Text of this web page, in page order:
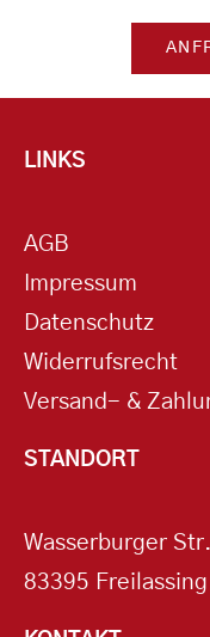
LINKS
AGB
Impressum
Datenschutz
Widerrufsrecht
Versand- &
STANDORT
Wasserburger
83395